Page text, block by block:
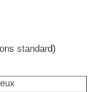
standard)